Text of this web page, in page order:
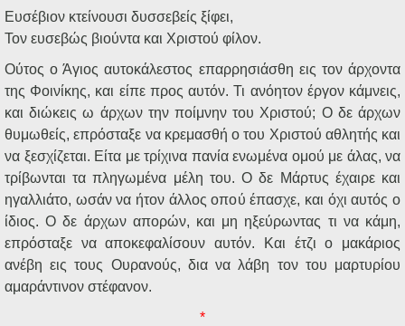
Ευσέβιον κτείνουσι δυσσεβείς ξίφει,
Τον ευσεβώς βιούντα και Χριστού φίλον.
Ούτος ο Άγιος αυτοκάλεστος επαρρησιάσθη εις τον άρχοντα
της Φοινίκης, και είπε προς αυτόν. Τι ανόητον έργον κάμνεις,
και διώκεις ω άρχων την ποίμνην του Χριστού; Ο δε άρχων
θυμωθείς, επρόσταξε να κρεμασθή ο του Χριστού αθλητής και
να ξεσχίζεται. Είτα με τρίχινα πανία ενωμένα ομού με άλας, να
τρίβωνται τα πληγωμένα μέλη του. Ο δε Μάρτυς έχαιρε και
ηγαλλιάτο, ωσάν να ήτον άλλος οπού έπασχε, και όχι αυτός ο
ίδιος. Ο δε άρχων απορών, και μη ηξεύρωντας τι να κάμη,
επρόσταξε να αποκεφαλίσουν αυτόν. Και έτζι ο μακάριος
ανέβη εις τους Ουρανούς, δια να λάβη τον του μαρτυρίου
αμαράντινον στέφανον.
*